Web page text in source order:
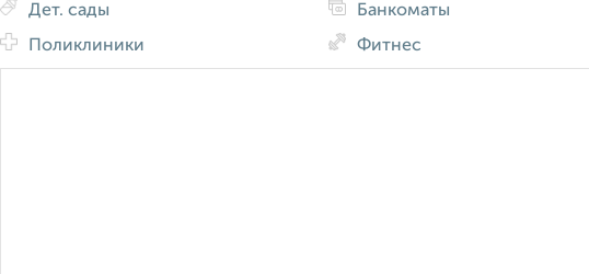
Дет. сады
Поликлиники
Банкоматы
Фитнес